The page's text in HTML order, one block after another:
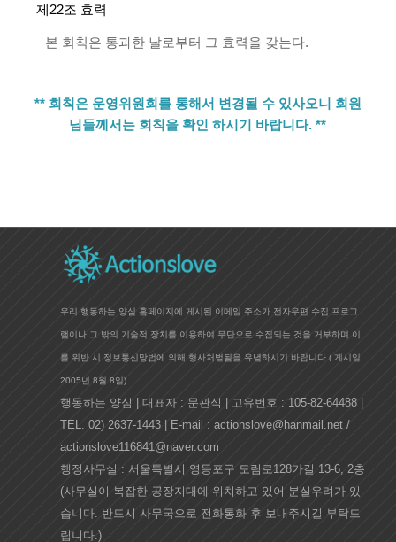
제22조 효력
본 회칙은 통과한 날로부터 그 효력을 갖는다.
** 회칙은 운영위원회를 통해서 변경될 수 있사오니 회원
님들께서는 회칙을 확인 하시기 바랍니다. **
우리 행동하는 양심 홈페이지에 게시된 이메일 주소가 전자우편 수집 프로그
램이나 그 밖의 기술적 장치를 이용하여 무단으로 수집되는 것을 거부하며 이
를 위반 시 정보통신망법에 의해 형사처벌됨을 유념하시기 바랍니다.( 게시일
2005년 8월 8일)
행동하는 양심 | 대표자 : 문관식 | 고유번호 : 105-82-64488 |
TEL. 02) 2637-1443 | E-mail : actionslove@hanmail.net /
actionslove116841@naver.com
행정사무실 : 서울특별시 영등포구 도림로128가길 13-6, 2층
(사무실이 복잡한 공장지대에 위치하고 있어 분실우려가 있
습니다. 반드시 사무국으로 전화통화 후 보내주시길 부탁드
립니다.)